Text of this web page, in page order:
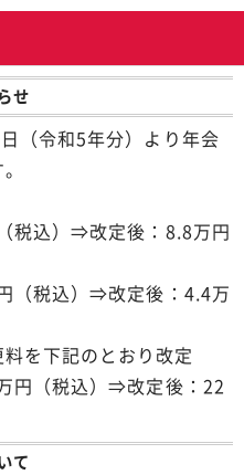
せ
（令和5年分）より年会
税込）⇒改定後：8.8万円
（税込）⇒改定後：4.4万
を下記のとおり改定
円（税込）⇒改定後：22
て